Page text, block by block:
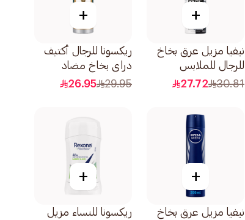
+
نيفيا مزيل عرق بخاخ
للرجال للملابس
السوداء والبيضاء
30.81
27.72
+
ريكسونا للرجال أكتيف
دراي بخاخ مضاد
للتعرق 150مل
29.95
26.95
+
نيفيا مزيل عرق بخاخ
+
ريكسونا للنساء مزيل